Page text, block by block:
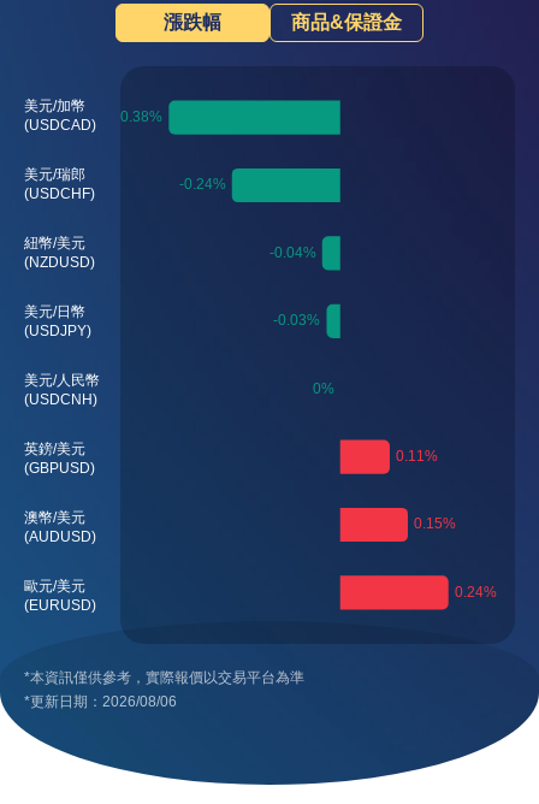
漲跌幅 商品&保證金
美元/加幣
(USDCAD)
美元/瑞郎
(USDCHF)
紐幣/美元
(NZDUSD)
美元/日幣
(USDJPY)
美元/人民幣
(USDCNH)
英鎊/美元
(GBPUSD)
澳幣/美元
(AUDUSD)
歐元/美元
(EURUSD)
*本資訊僅供參考，實際報價以交易平台為準
*更新日期：2026/08/06